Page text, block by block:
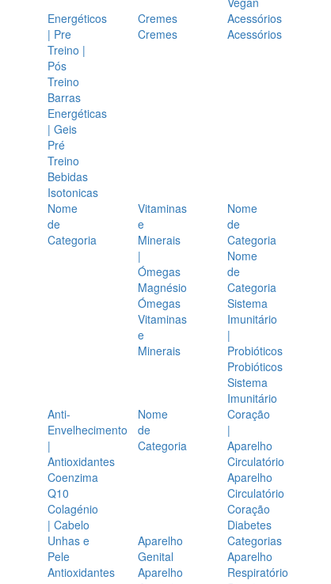
Energéticos
| Pre
Treino |
Pós
Treino
Barras
Energéticas
| Geis
Pré
Treino
Bebidas
Isotonicas
Cremes
Cremes
Acessórios
Acessórios
Nome
de
Categoria
Vitaminas
e
Minerais
|
Ómegas
Magnésio
Ómegas
Vitaminas
e
Minerais
Nome
de
Categoria
Nome
de
Categoria
Sistema
Imunitário
|
Probióticos
Probióticos
Sistema
Imunitário
Anti-
Envelhecimento
|
Antioxidantes
Coenzima
Q10
Colagénio
| Cabelo
Unhas e
Pele
Antioxidantes
Nome
de
Categoria
Coração
|
Aparelho
Circulatório
Aparelho
Circulatório
Coração
Diabetes
Aparelho
Genital
Aparelho
Categorias
Aparelho
Respiratório